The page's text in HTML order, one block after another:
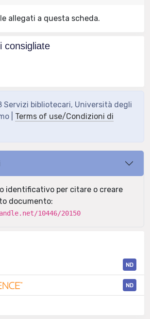
allegati a questa scheda.
consigliate
bibliotecari, Università degli
| Terms of use/Condizioni di
identificativo per citare o creare
documento:
10446/20150
ND
ND